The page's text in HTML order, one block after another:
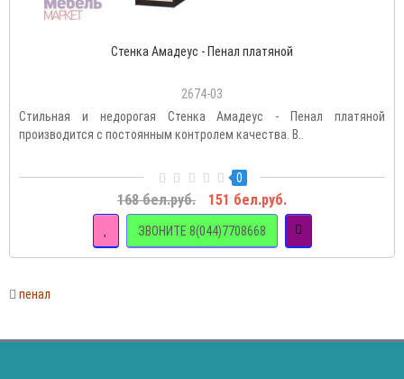
Стенка Амадеус - Пенал платяной
2674-03
Стильная и недорогая Стенка Амадеус - Пенал платяной
производится с постоянным контролем качества. В..
0
168 бел.руб. 151 бел.руб.
ЗВОНИТЕ 8(044)7708668
пенал